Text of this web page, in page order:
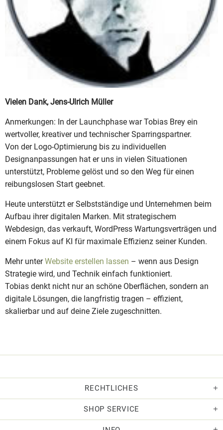
Vielen Dank, Jens-Ulrich Müller
Anmerkungen: In der Launchphase war Tobias Brey ein
wertvoller, kreativer und technischer Sparringspartner.
Von der Logo-Optimierung bis zu individuellen
Designanpassungen hat er uns in vielen Situationen
unterstützt, Probleme gelöst und so den Weg für einen
reibungslosen Start geebnet.
Heute unterstützt er Selbstständige und Unternehmen beim
Aufbau ihrer digitalen Marken. Mit strategischem
Webdesign, das verkauft, WordPress Wartungsverträgen und
einem Fokus auf KI für maximale Effizienz seiner Kunden.
Mehr unterWebsite erstellen lassen – wenn aus Design
Strategie wird, und Technik einfach funktioniert.
Tobias denkt nicht nur an schöne Oberflächen, sondern an
digitale Lösungen, die langfristig tragen – effizient,
skalierbar und auf deine Ziele zugeschnitten.
RECHTLICHES
SHOP SERVICE